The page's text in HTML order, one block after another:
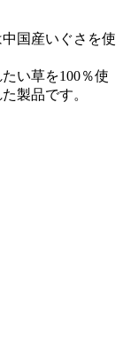
国産いぐさを使
い草を100％使
製品です。